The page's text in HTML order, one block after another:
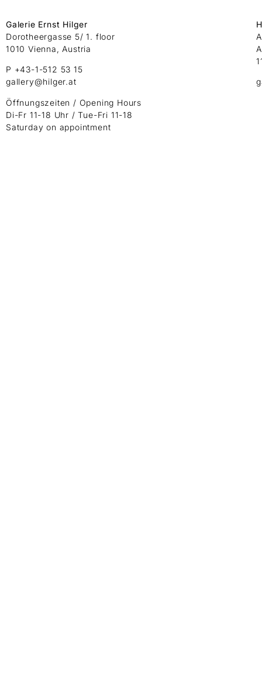
Galerie Ernst Hilger
Dorotheergasse 5/ 1. floor
1010 Vienna, Austria
P +43-1-512 53 15
gallery@hilger.at
Öffnungszeiten / Opening Hours
Di-Fr 11-18 Uhr / Tue-Fri 11-18
Saturday on appointment